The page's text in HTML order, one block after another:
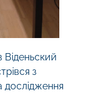
Віденьский
з
дослідження